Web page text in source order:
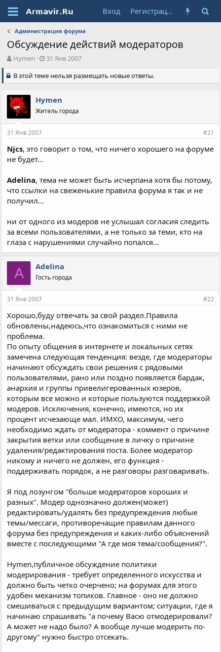
Вход Регистрация
Администрация форума
Обсуждение действий модераторов
А
т
о
р
т
е
м
ы
Hymen
Д
т
а
а
ч
31 Янв 2007
В этой теме нельзя размещать новые ответы.
Hymen
Житель города
31 Янв 2007 #21
Njcs, это говорит о том, что ничего хорошего на форуме
не будет...
Adelina, тема не может быть исчерпана хотя бы потому,
что ссылки на свеженькие правила форума я так и не
получил...
ни от одного из модеров не услышал согласия следить
за всеми пользователями, а не только за теми, кто на
глаза с нарушениями случайно попался...
A Adelina
Гость города
31 Янв 2007 #22
Хорошо,буду отвечать за свой раздел.Правила
обновлены,надеюсь,что ознакомиться с ними не
проблема.
По опыту общения в интернете и локальных сетях
замечена следующая тенденция: везде, где модераторы
начинают обсуждать свои решения с рядовыми
пользователями, рано или поздно появляется бардак,
анархия и группы привелигерованных юзеров,
которым все можно и которые пользуются поддержкой
модеров. Исключения, конечно, имеются, но их
процент исчезающе мал. ИМХО, максимум, чего
необходимо ждать от модератора - коммент о причине
закрытия ветки или сообщение в личку о причине
удаления/редактирования поста. Более модератор
никому и ничего не должен, его функция -
поддерживать порядок, а не разговоры разговаривать.
Я под лозунгом "больше модераторов хороших и
разных". Модер однозначно должен(может)
редактировать/удалять без предупреждения любые
темы/мессаги, противоречащие правилам данного
форума без предупреждения и каких-либо объяснений
вместе с последующими "А где моя тема/сообщения?".
Hymen,публичное обсуждение политики
модерирования - требует определенного искусства и
должно быть четко очерчено; на форумах для этого
удобен механизм топиков. Главное - оно не должно
смешиваться с предыдущим вариантом; ситуации, где я
начинаю спрашивать "а почему Васю отмодерировали?
А может не надо было? А вообще лучше модерить по-
другому" нужно быстро отсекать.